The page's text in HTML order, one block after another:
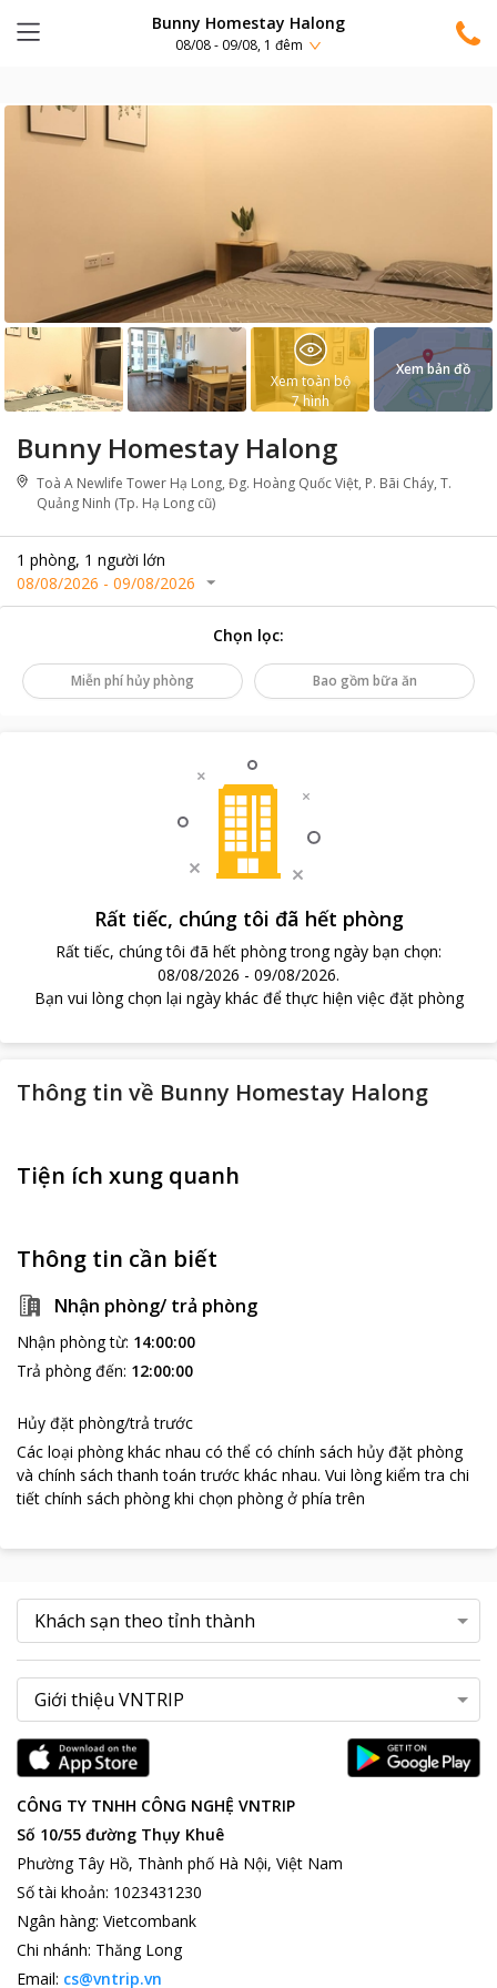
Bunny Homestay Halong
08/08 - 09/08, 1 đêm
Bunny Homestay Halong
Toà A Newlife Tower Hạ Long, Đg. Hoàng Quốc Việt, P. Bãi Cháy, T.
Quảng Ninh (Tp. Hạ Long cũ)
1 phòng, 1 người lớn
08/08/2026 - 09/08/2026
Xem toàn bộ
7hình
Xem bản đồ
Chọn lọc:
Miễn phí hủy phòng Bao gồm bữa ăn
Rất tiếc, chúng tôi đã hết phòng
Rất tiếc, chúng tôi đã hết phòng trong ngày bạn chọn:
08/08/2026 - 09/08/2026.
Bạn vui lòng chọn lại ngày khác để thực hiện việc đặt phòng
Thông tin về Bunny Homestay Halong
Tiện ích xung quanh
Thông tin cần biết
Nhận phòng/ trả phòng
Nhận phòng từ: 14:00:00
Trả phòng đến: 12:00:00
Hủy đặt phòng/trả trước
Các loại phòng khác nhau có thể có chính sách hủy đặt phòng
và chính sách thanh toán trước khác nhau. Vui lòng kiểm tra chi
tiết chính sách phòng khi chọn phòng ở phía trên
CÔNG TY TNHH CÔNG NGHỆ VNTRIP
Số 10/55 đường Thụy Khuê
Phường Tây Hồ, Thành phố Hà Nội, Việt Nam
Số tài khoản: 1023431230
Ngân hàng: Vietcombank
Chi nhánh: Thăng Long
Email: cs@vntrip.vn